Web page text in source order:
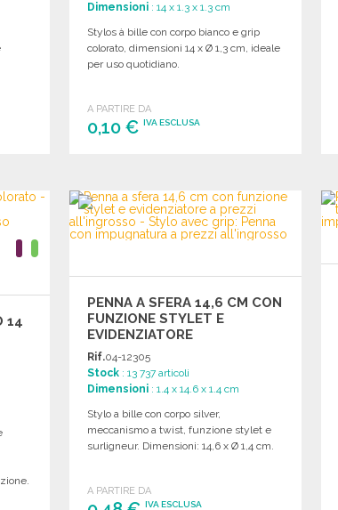
Dimensioni : 14 x 1.3 x 1.3 cm
Stylos à bille con corpo bianco e grip
colorato, dimensioni 14 x Ø 1,3 cm, ideale
per uso quotidiano.
A PARTIRE DA
0,10 €IVA ESCLUSA
Richiedi un preventivo
14
PENNA A SFERA 14,6 CM CON
FUNZIONE STYLET E
EVIDENZIATORE
Rif.04-12305
Stock : 13 737 articoli
Dimensioni : 1.4 x 14.6 x 1.4 cm
Stylo a bille con corpo silver,
meccanismo a twist, funzione stylet e
surligneur. Dimensioni: 14,6 x Ø 1,4 cm.
A PARTIRE DA
IVA ESCLUSA